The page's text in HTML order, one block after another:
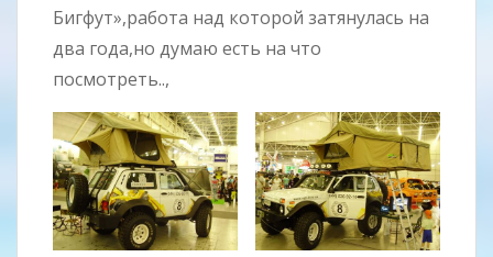
Бигфут»,работа над которой затянулась на
два года,но думаю есть на что
посмотреть..,